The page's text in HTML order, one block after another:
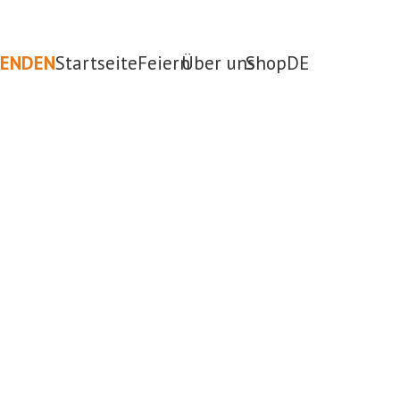
StartseiteFeiernÜber unsShopDE